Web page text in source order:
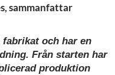
sammanfattar
fabrikat och har en
Från starten har
produktion